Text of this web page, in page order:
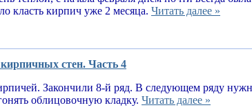
класть кирпич уже 2 месяца. Читать далее »
стен. Часть 4
Закончили 8-й ряд. В следующем ряду
облицовочную кладку. Читать далее »